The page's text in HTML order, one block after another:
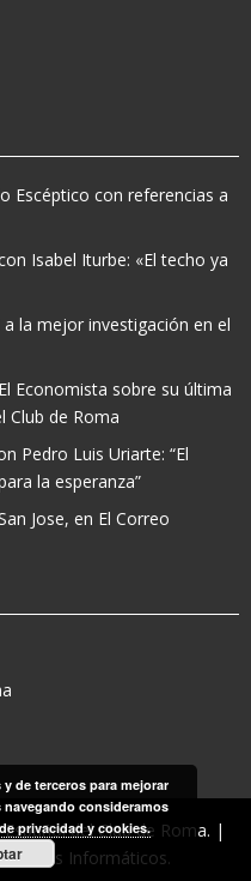
Escéptico con referencias a
Isabel Iturbe: «El techo ya
la mejor investigación en el
Economista sobre su última
Club de Roma
Pedro Luis Uriarte: “El
la esperanza”
Jose, en El Correo
del Club de Roma. |
Informáticos.
de terceros para mejorar
consideramos
privacidad y cookies.